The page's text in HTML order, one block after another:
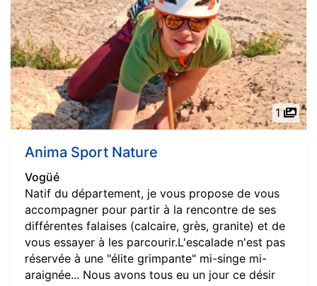
1
Anima Sport Nature
Vogüé
Natif du département, je vous propose de vous
accompagner pour partir à la rencontre de ses
différentes falaises (calcaire, grès, granite) et de
vous essayer à les parcourir.L'escalade n'est pas
réservée à une "élite grimpante" mi-singe mi-
araignée... Nous avons tous eu un jour ce désir